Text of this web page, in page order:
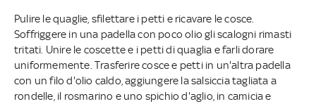
Pulire le quaglie, sfilettare i petti e ricavare le cosce.
Soffriggere in una padella con poco olio gli scalogni rimasti
tritati. Unire le coscette e i petti di quaglia e farli dorare
uniformemente. Trasferire cosce e petti in un'altra padella
con un filo d'olio caldo, aggiungere la salsiccia tagliata a
rondelle, il rosmarino e uno spichio d'aglio, in camicia e